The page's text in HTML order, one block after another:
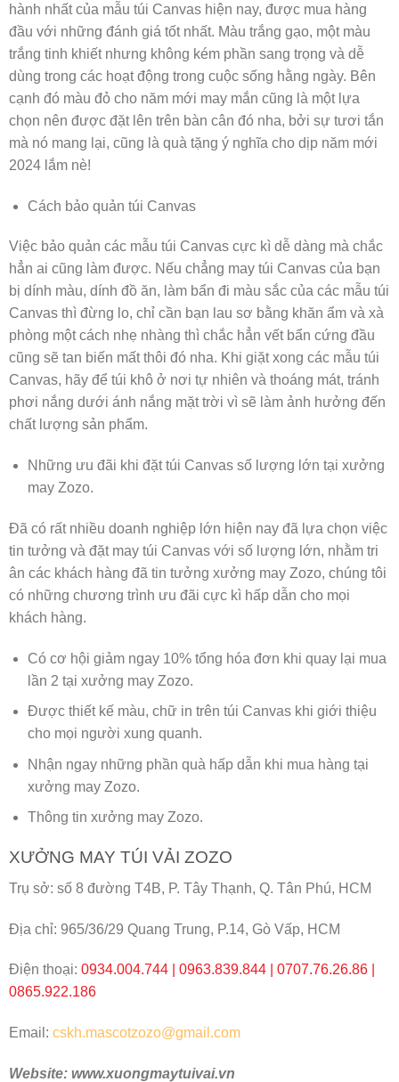
hành nhất của mẫu túi Canvas hiện nay, được mua hàng
đầu với những đánh giá tốt nhất. Màu trắng gạo, một màu
trắng tinh khiết nhưng không kém phần sang trọng và dễ
dùng trong các hoạt động trong cuộc sống hằng ngày. Bên
cạnh đó màu đỏ cho năm mới may mắn cũng là một lựa
chọn nên được đặt lên trên bàn cân đó nha, bởi sự tươi tắn
mà nó mang lại, cũng là quà tặng ý nghĩa cho dịp năm mới
2024 lắm nè!
Cách bảo quản túi Canvas
Việc bảo quản các mẫu túi Canvas cực kì dễ dàng mà chắc
hẳn ai cũng làm được. Nếu chẳng may túi Canvas của bạn
bị dính màu, dính đồ ăn, làm bẩn đi màu sắc của các mẫu túi
Canvas thì đừng lo, chỉ cần bạn lau sơ bằng khăn ẩm và xà
phòng một cách nhẹ nhàng thì chắc hẳn vết bẩn cứng đầu
cũng sẽ tan biến mất thôi đó nha. Khi giặt xong các mẫu túi
Canvas, hãy để túi khô ở nơi tự nhiên và thoáng mát, tránh
phơi nắng dưới ánh nắng mặt trời vì sẽ làm ảnh hưởng đến
chất lượng sản phẩm.
Những ưu đãi khi đặt túi Canvas số lượng lớn tại xưởng
may Zozo.
Đã có rất nhiều doanh nghiệp lớn hiện nay đã lựa chọn việc
tin tưởng và đặt may túi Canvas với số lượng lớn, nhằm tri
ân các khách hàng đã tin tưởng xưởng may Zozo, chúng tôi
có những chương trình ưu đãi cực kì hấp dẫn cho mọi
khách hàng.
Có cơ hội giảm ngay 10% tổng hóa đơn khi quay lại mua
lần 2 tại xưởng may Zozo.
Được thiết kế màu, chữ in trên túi Canvas khi giới thiệu
cho mọi người xung quanh.
Nhận ngay những phần quà hấp dẫn khi mua hàng tại
xưởng may Zozo.
Thông tin xưởng may Zozo.
XƯỞNG MAY TÚI VẢI ZOZO
Trụ sở: số 8 đường T4B, P. Tây Thạnh, Q. Tân Phú, HCM
Địa chỉ: 965/36/29 Quang Trung, P.14, Gò Vấp, HCM
Điện thoại: 0934.004.744 | 0963.839.844 | 0707.76.26.86 |
0865.922.186
Email: cskh.mascotzozo@gmail.com
Website: www.xuongmaytuivai.vn